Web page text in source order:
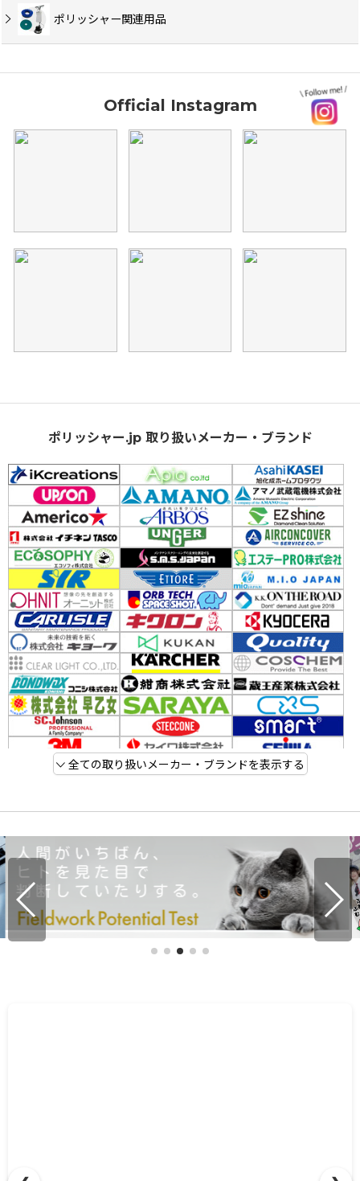
ポリッシャー関連用品
Official Instagram
ポリッシャー.jp 取り扱いメーカー・ブランド
全ての取り扱いメーカー・ブランドを表示する